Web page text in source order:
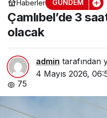
Haberler GÜNDEM
Çamlıbel’de 3
olacak
admin tarafından
4 Mayıs 2026,
75